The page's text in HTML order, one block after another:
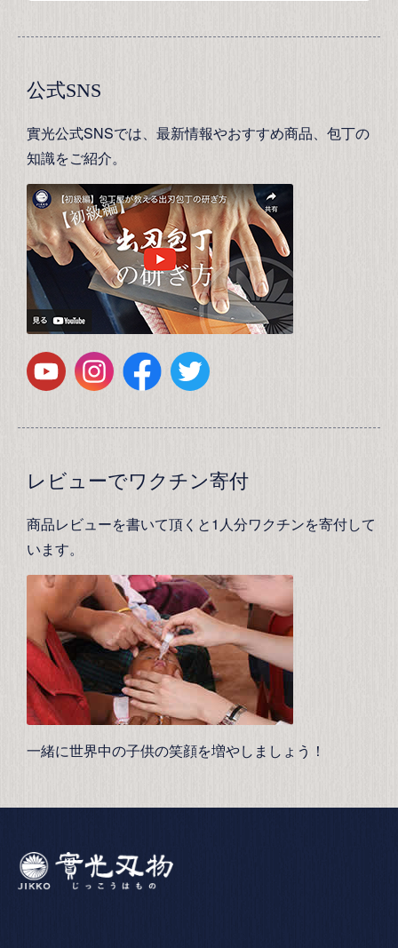
公式SNS
實光公式SNSでは、最新情報やおすすめ商品、包丁の
知識をご紹介。
レビューでワクチン寄付
商品レビューを書いて頂くと1人分ワクチンを寄付して
います。
一緒に世界中の子供の笑顔を増やしましょう！